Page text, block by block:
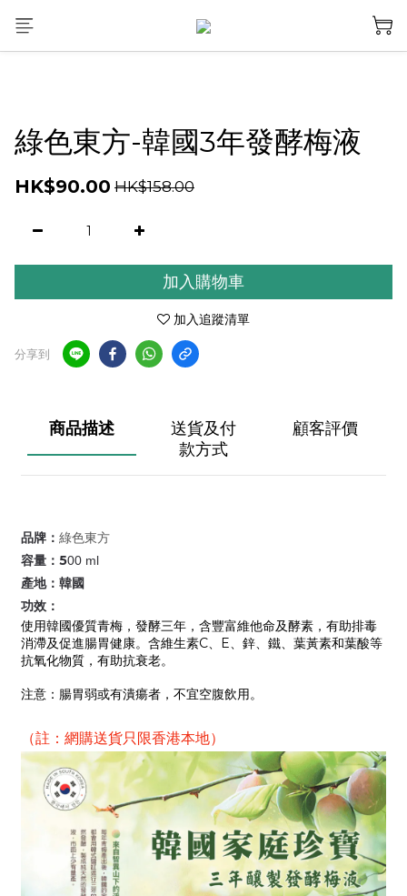
綠色東方-韓國3年發酵梅液
HK$90.00 HK$158.00
加入購物車
加入追蹤清單
分享到
商品描述
送貨及付
款方式
顧客評價
品牌： 綠色東方
容量：500 ml
產地：韓國
功效：
使用韓國優質青梅，發酵三年，含豐富維他命及酵素，有助排毒
消滯及促進腸胃健康。含維生素C、E、鋅、鐵、葉黃素和葉酸等
抗氧化物質，有助抗衰老。
注意：腸胃弱或有潰瘍者，不宜空腹飲用。
（註：網購送貨只限香港本地）